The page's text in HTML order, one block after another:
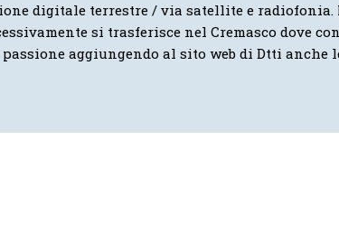
digitale terrestre / via satellite e radiofonia.
si trasferisce nel Cremasco dove
aggiungendo al sito web di Dtti anche